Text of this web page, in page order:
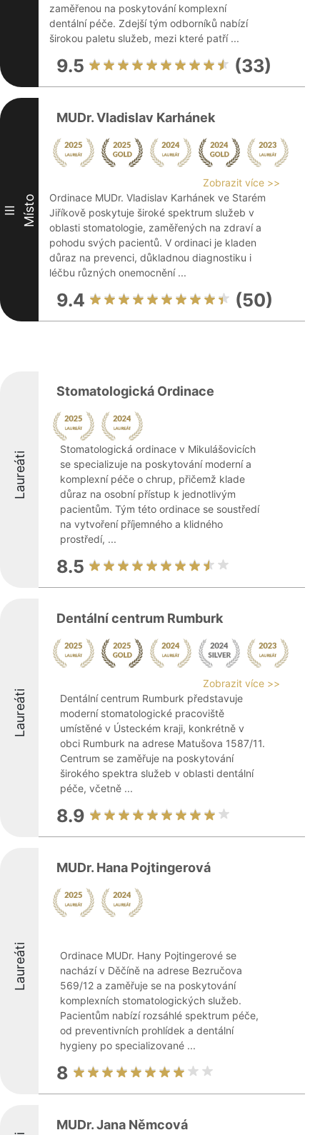
zaměřenou na poskytování komplexní
dentální péče. Zdejší tým odborníků nabízí
širokou paletu služeb, mezi které patří ...
9.5 (33)
III Místo
MUDr. Vladislav Karhánek
Zobrazit více >>
Ordinace MUDr. Vladislav Karhánek ve Starém
Jiříkově poskytuje široké spektrum služeb v
oblasti stomatologie, zaměřených na zdraví a
pohodu svých pacientů. V ordinaci je kladen
důraz na prevenci, důkladnou diagnostiku i
léčbu různých onemocnění ...
9.4 (50)
Laureáti
Stomatologická Ordinace
Stomatologická ordinace v Mikulášovicích
se specializuje na poskytování moderní a
komplexní péče o chrup, přičemž klade
důraz na osobní přístup k jednotlivým
pacientům. Tým této ordinace se soustředí
na vytvoření příjemného a klidného
prostředí, ...
8.5
Laureáti
Dentální centrum Rumburk
Zobrazit více >>
Dentální centrum Rumburk představuje
moderní stomatologické pracoviště
umístěné v Ústeckém kraji, konkrétně v
obci Rumburk na adrese Matušova 1587/11.
Centrum se zaměřuje na poskytování
širokého spektra služeb v oblasti dentální
péče, včetně ...
8.9
Laureáti
MUDr. Hana Pojtingerová
Ordinace MUDr. Hany Pojtingerové se
nachází v Děčíně na adrese Bezručova
569/12 a zaměřuje se na poskytování
komplexních stomatologických služeb.
Pacientům nabízí rozsáhlé spektrum péče,
od preventivních prohlídek a dentální
hygieny po specializované ...
8
MUDr. Jana Němcová